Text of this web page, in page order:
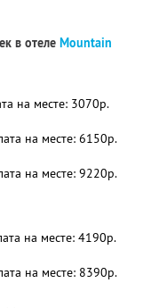
в отеле Mountain
на месте: 3070р.
на месте: 6150р.
на месте: 9220р.
на месте: 4190р.
на месте: 8390р.